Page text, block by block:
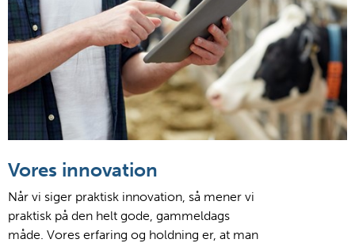
Vores innovation
Når vi siger praktisk innovation, så mener vi
praktisk på den helt gode, gammeldags
måde. Vores erfaring og holdning er, at man